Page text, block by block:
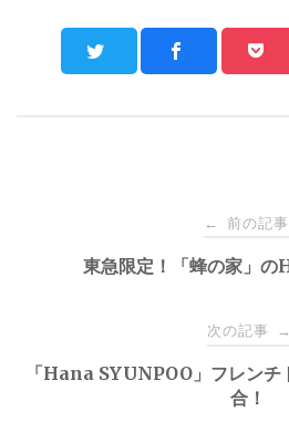
navigation
← 前の記事
東急限定！「蜂の家」の
次の記事 →
「Hana SYUNPOO」フレン
合！